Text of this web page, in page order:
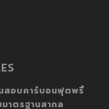
นสอบคาร์บอนฟุตพริ้
าตรฐานสากล